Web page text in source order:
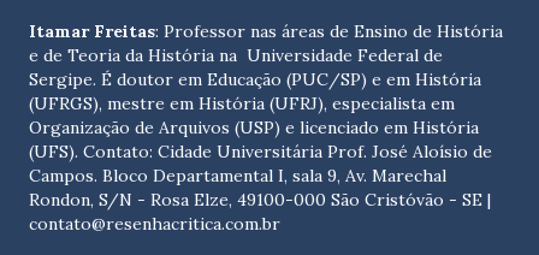
Itamar Freitas: Professor nas áreas de Ensino de História
e de Teoria da História na Universidade Federal de
Sergipe. É doutor em Educação (PUC/SP) e em História
(UFRGS), mestre em História (UFRJ), especialista em
Organização de Arquivos (USP) e licenciado em História
(UFS). Contato: Cidade Universitária Prof. José Aloísio de
Campos. Bloco Departamental I, sala 9, Av. Marechal
Rondon, S/N - Rosa Elze, 49100-000 São Cristóvão - SE |
contato@resenhacritica.com.br